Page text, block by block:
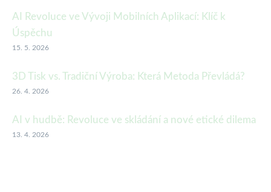
AI Revoluce ve Vývoji Mobilních Aplikací: Klíč k
Úspěchu
15. 5. 2026
3D Tisk vs. Tradiční Výroba: Která Metoda Převládá?
26. 4. 2026
AI v hudbě: Revoluce ve skládání a nové etické dilema
13. 4. 2026